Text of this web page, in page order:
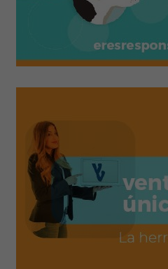
gato (ed. 13)
MÁS INFORMACIÓN
Máster en One Health
MÁS INFORMACIÓN